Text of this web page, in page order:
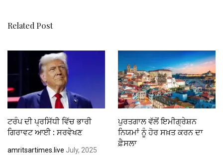
Related Post
ਟਰੰਪ ਦੀ ਪ੍ਰਸਿੱਧੀ ਵਿੱਚ ਭਾਰੀ
ਗਿਰਾਵਟ ਆਈ : ਸਰਵੇਖਣ
amritsartimes.live July, 2025
ਪੁਰਤਗਾਲ ਵੱਲੋਂ ਇਮੀਗ੍ਰੇਸ਼ਨ
ਨਿਯਮਾਂ ਨੂੰ ਹੋਰ ਸਖ਼ਤ ਕਰਨ ਦਾ
ਫ਼ੈਸਲਾ